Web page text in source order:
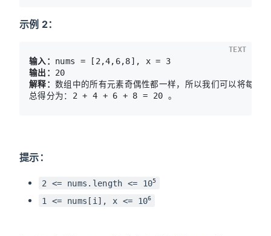
示例 2：
输入：
输出：
解释： 数组中的所有元素奇偶性都一样，所以我们可以将每个
TEXT
提示：
2 <= nums.length <= 105
1 <= nums[i], x <= 106